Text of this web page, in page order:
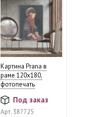
Картина Prana в
раме 120x180,
фотопечать
Под заказ
Арт.387725